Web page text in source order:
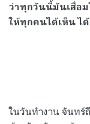
ว่าทุกวันนี้มันเสื่อม
ให้ทุกคนได้เห็น ได้
ในวันทำงาน จันทร์